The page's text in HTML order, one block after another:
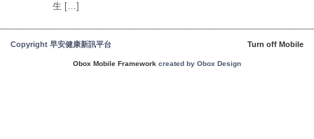
生 […]
Copyright 早安健康新訊平台 Turn off Mobile
Obox Mobile Framework created by Obox Design